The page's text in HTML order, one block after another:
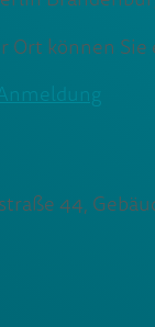
Ort können
44,